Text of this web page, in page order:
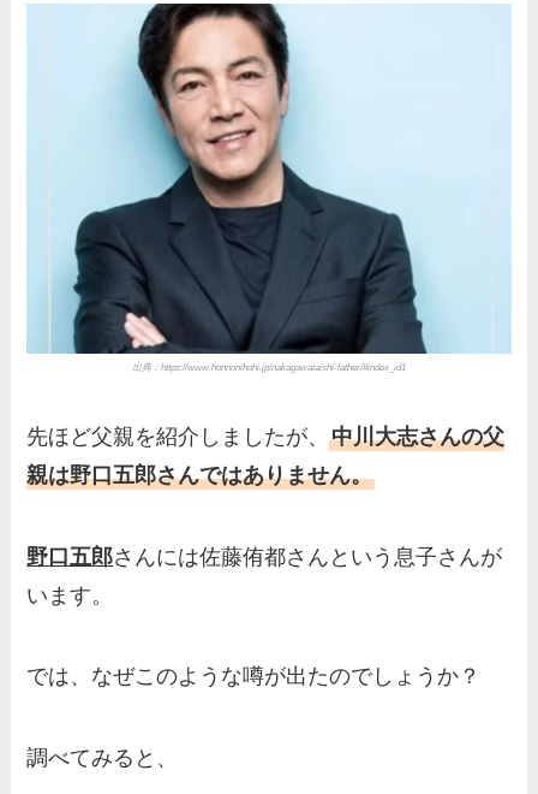
出典：https://www.honnonihohi.jp/nakagawataishi-father/#index_id1
先ほど父親を紹介しましたが、中川大志さんの父
親は野口五郎さんではありません。
野口五郎さんには佐藤侑都さんという息子さんが
います。
では、なぜこのような噂が出たのでしょうか？
調べてみると、